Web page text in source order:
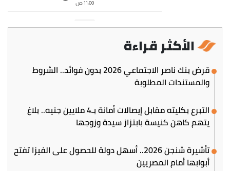
الأكثر قراءة
قرض بنك ناصر الاجتماعي 2026 بدون فوائد.. الشروط
والمستندات المطلوبة
التبرع بكليته مقابل إيصالات أمانة بـ4 ملايين جنيه.. بلاغ
يتهم كاهن كنيسة بابتزاز سيدة وزوجها
تأشيرة شنجن 2026.. أسهل دولة للحصول على الفيزا تفتح
أبوابها أمام المصريين